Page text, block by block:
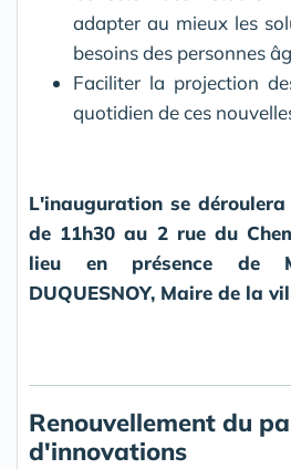
adapter au mieux les
besoins des personnes
Faciliter la projection
quotidien de ces
L'inauguration se
de 11h30 au 2 rue du
lieu en présence de
DUQUESNOY, Maire de la
Renouvellement du
d'innovations